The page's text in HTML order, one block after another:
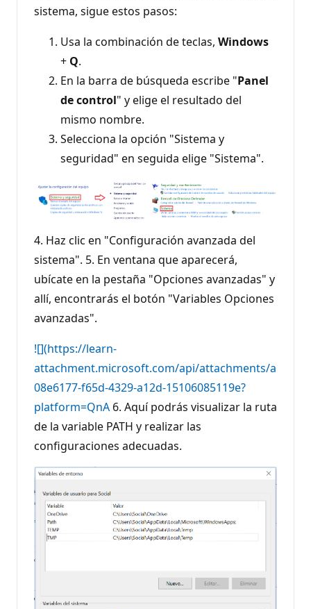
sistema, sigue estos pasos:
Usa la combinación de teclas, Windows
+ Q.
En la barra de búsqueda escribe "Panel
de control" y elige el resultado del
mismo nombre.
Selecciona la opción "Sistema y
seguridad" en seguida elige "Sistema".
4. Haz clic en "Configuración avanzada del
sistema". 5. En ventana que aparecerá,
ubícate en la pestaña "Opciones avanzadas" y
allí, encontrarás el botón "Variables Opciones
avanzadas".
![](https://learn-
attachment.microsoft.com/api/attachments/a
08e6177-f65d-4329-a12d-15106085119e?
platform=QnA 6. Aquí podrás visualizar la ruta
de la variable PATH y realizar las
configuraciones adecuadas.